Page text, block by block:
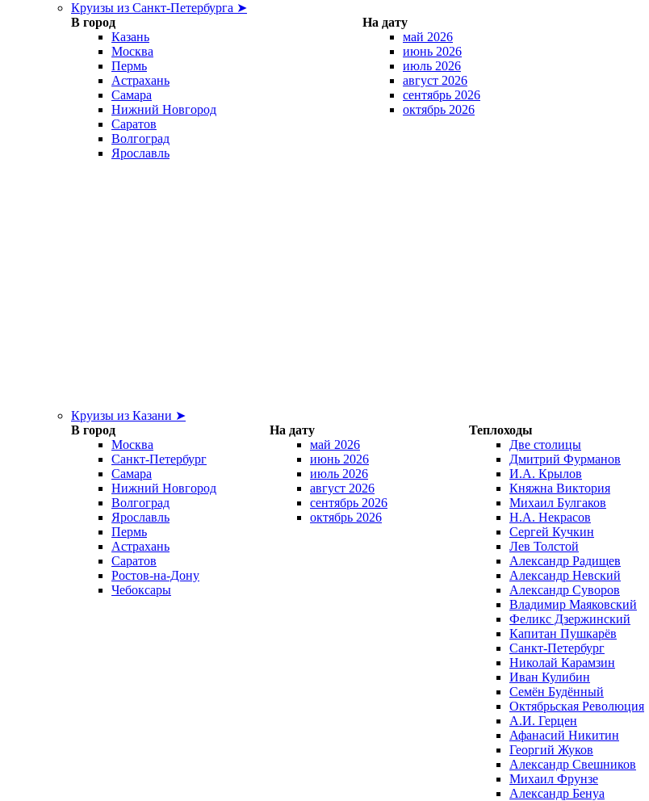
Круизы из Санкт-Петербурга ➤
В город
На дату
Казань
Москва
Пермь
Астрахань
Самара
Нижний Новгород
Саратов
Волгоград
Ярославль
май 2026
июнь 2026
июль 2026
август 2026
сентябрь 2026
октябрь 2026
Круизы из Казани ➤
В город
На дату
Теплоходы
Москва
Санкт-Петербург
Самара
Нижний Новгород
Волгоград
Ярославль
Пермь
Астрахань
Саратов
Ростов-на-Дону
Чебоксары
май 2026
июнь 2026
июль 2026
август 2026
сентябрь 2026
октябрь 2026
Две столицы
Дмитрий Фурманов
И.А. Крылов
Княжна Виктория
Михаил Булгаков
Н.А. Некрасов
Сергей Кучкин
Лев Толстой
Александр Радищев
Александр Невский
Александр Суворов
Владимир Маяковский
Феликс Дзержинский
Капитан Пушкарёв
Санкт-Петербург
Николай Карамзин
Иван Кулибин
Семён Будённый
Октябрьская Революция
А.И. Герцен
Афанасий Никитин
Георгий Жуков
Александр Свешников
Михаил Фрунзе
Александр Бенуа